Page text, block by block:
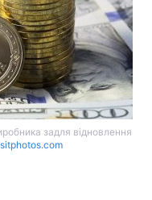
задля відновлення